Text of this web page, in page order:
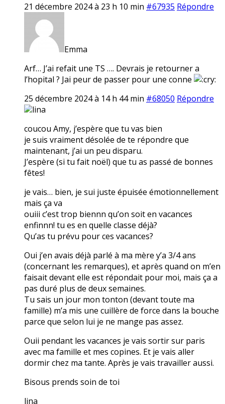
21 décembre 2024 à 23 h 10 min #67935 Répondre
Emma
Arf… J’ai refait une TS …. Devrais je retourner a
l’hopital ? Jai peur de passer pour une conne
25 décembre 2024 à 14 h 44 min #68050 Répondre
lina
coucou Amy, j’espère que tu vas bien
je suis vraiment désolée de te répondre que
maintenant, j’ai un peu disparu.
J’espère (si tu fait noël) que tu as passé de bonnes
fêtes!
je vais… bien, je sui juste épuisée émotionnellement
mais ça va
ouiii c’est trop biennn qu’on soit en vacances
enfinnn! tu es en quelle classe déjà?
Qu’as tu prévu pour ces vacances?
Oui j’en avais déjà parlé à ma mère y’a 3/4 ans
(concernant les remarques), et après quand on m’en
faisait devant elle est répondait pour moi, mais ça a
pas duré plus de deux semaines.
Tu sais un jour mon tonton (devant toute ma
famille) m’a mis une cuillère de force dans la bouche
parce que selon lui je ne mange pas assez.
Ouii pendant les vacances je vais sortir sur paris
avec ma famille et mes copines. Et je vais aller
dormir chez ma tante. Après je vais travailler aussi.
Bisous prends soin de toi
lina